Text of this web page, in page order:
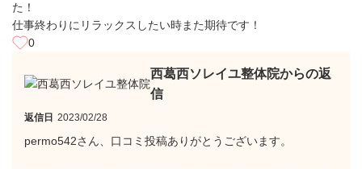
た！
仕事終わりにリラックスしたい時また期待です！
0
西葛西ソレイユ整体院からの返
信
返信日 2023/02/28
permo542さん、口コミ投稿ありがとうございます。